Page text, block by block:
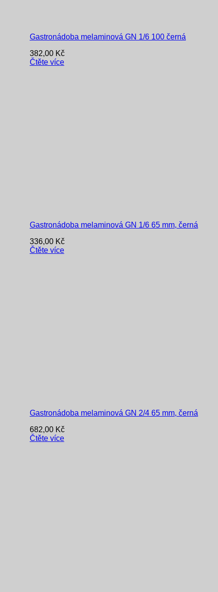
Gastronádoba melaminová GN 1/6 100 černá
382,00 Kč
Čtěte více
Gastronádoba melaminová GN 1/6 65 mm, černá
336,00 Kč
Čtěte více
Gastronádoba melaminová GN 2/4 65 mm, černá
682,00 Kč
Čtěte více